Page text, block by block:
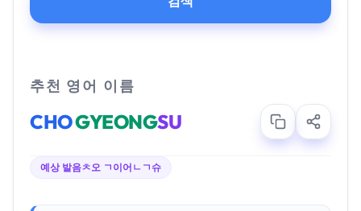
추천 영어 이름
CHOGYEONGSU
예상 발음ㅊ오 ㄱ이어ㄴㄱ슈